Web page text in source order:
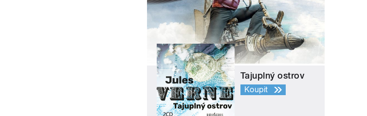
Tajuplný ostrov
Koupit